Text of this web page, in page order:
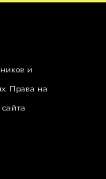
и
Права на